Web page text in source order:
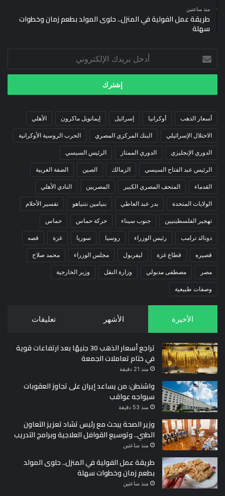
منذ ساعتين
طريقة عمل الفولية في المنزل.. حلوى المولد بطعم زمان وخطوات
سهلة
بريدك
الإلكتروني
أسعار الذهب أوكرانيا إسرائيل إيمانويل ماكرون الأهلي
الاحتلال الإسرائيلي البنك المركزي المصري الحرب الروسية الأوكرانية
الدوري الإنجليزي الدوري الممتاز الرئيس السيسي
الرئيس عبد الفتاح السيسي الزمالك الصين الضفة الغربية
القدماء المتحف المصري الكبير المصريين النادي الأهلي
الولايات المتحدة بدر عبد العاطي بنيامين نتنياهو تفسير الأحلام
تهجير الفلسطينيين جنوب سيناء حركة حماس حماس
دونالد ترامب رئيس الوزراء روسيا سوريا غزة قصه
قصيره قطاع غزة ليفربول مجلس الوزراء محمد صلاح
مصر مصطفى مدبولي وزارة النقل وزير الخارجية
وصفات طبيعية
الأخيرة الأشهر تعليقات
تراجع أسعار الذهب 30 جنيهًا بعد ارتفاعات قوية
في ختام تعاملات الجمعة
منذ 21 دقيقة
واشنطن: من يساعد إيران على تجاوز العقوبات
سيواجه عواقب
منذ 53 دقيقة
وزير الصحة يبحث مع رئيس تشاد تعزيز التعاون
الطبي.. وتوسيع القوافل العلاجية وبرامج التدريب
منذ ساعتين
طريقة عمل الفولية في المنزل.. حلوى المولد
بطعم زمان وخطوات سهلة
منذ ساعتين